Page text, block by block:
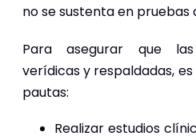
no se sustenta en pruebas
Para asegurar que
verídicas y respaldadas,
pautas:
Realizar estudios